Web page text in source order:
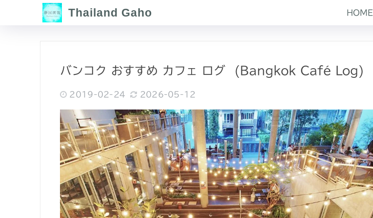
Thailand Gaho HOME
バンコク おすすめ カフェ ログ (Bangkok Café Log)
2019-02-24 2026-05-12